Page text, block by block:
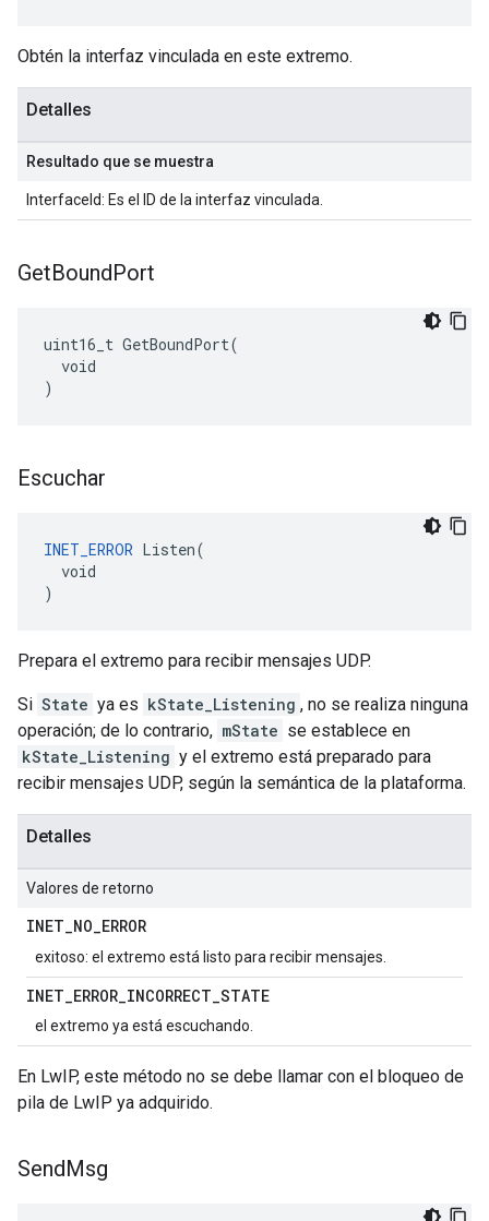
Obtén la interfaz vinculada en este extremo.
Detalles
Resultado que se muestra
InterfaceId: Es el ID de la interfaz vinculada.
GetBoundPort
uint16_t GetBoundPort(
  void
)
Escuchar
INET_ERROR Listen(
  void
)
Prepara el extremo para recibir mensajes UDP.
Si State ya es kState_Listening , no se realiza ninguna
operación; de lo contrario, mState se establece en
kState_Listening y el extremo está preparado para
recibir mensajes UDP, según la semántica de la plataforma.
Detalles
Valores de retorno
INET_NO_ERROR
exitoso: el extremo está listo para recibir mensajes.
INET_ERROR_INCORRECT_STATE
el extremo ya está escuchando.
En LwIP, este método no se debe llamar con el bloqueo de
pila de LwIP ya adquirido.
SendMsg